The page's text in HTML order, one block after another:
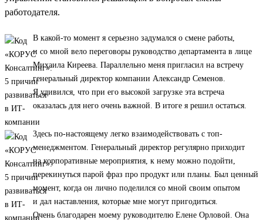
работодателя.
В какой-то момент я серьезно задумался о смене работы,
и со мной вело переговоры руководство департамента в лице
Михаила Киреева. Параллельно меня пригласил на встречу
генеральный директор компании Александр Семенов.
Я удивился, что при его высокой загрузке эта встреча
оказалась для него очень важной. В итоге я решил остаться.
Здесь по-настоящему легко взаимодействовать с топ-
менеджментом. Генеральный директор регулярно приходит
на корпоративные мероприятия, к нему можно подойти,
перекинуться парой фраз про продукт или планы. Был ценный
момент, когда он лично поделился со мной своим опытом
и дал наставления, которые мне могут пригодиться.
Очень благодарен моему руководителю Елене Орловой. Она